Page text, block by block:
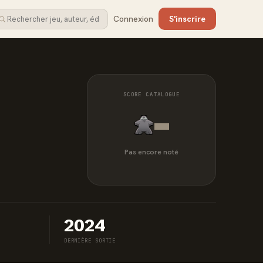
Connexion S'inscrire
SCORE CATALOGUE
-
Pas encore noté
2024
DERNIÈRE SORTIE